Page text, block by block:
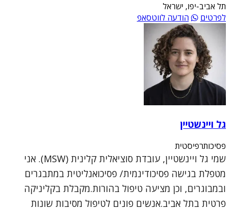
תל אביב-יפו, ישראל
לפרטים
הודעה לווטסאפ
גל ויינשטיין
פסיכותרפיסטית
שמי גל ויינשטיין, עובדת סוציאלית קלינית (MSW). אני
מטפלת בגישה פסיכודינמית/ פסיכואנליטית במתבגרים
ובמבוגרים, וכן מציעה טיפול בהורות.מקבלת בקליניקה
פרטית בתל אביב.אנשים פונים לטיפול מסיבות שונות